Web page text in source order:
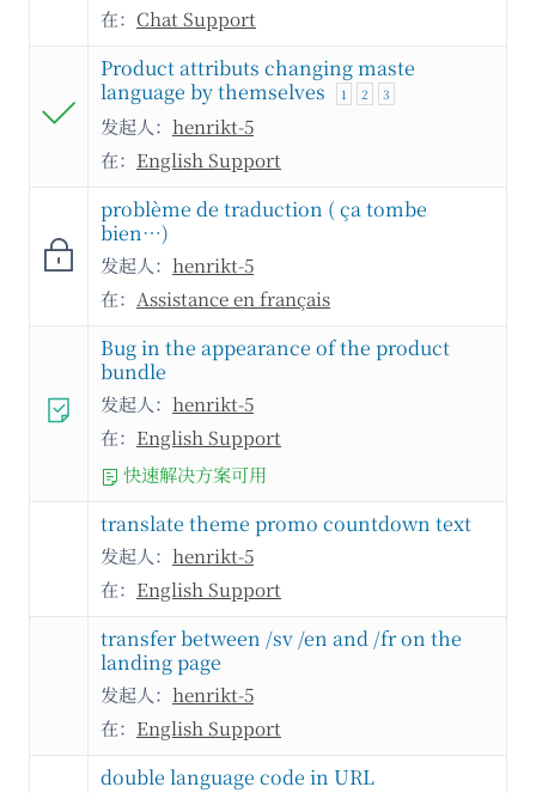
在： Chat Support
Product attributs changing maste
language by themselves
1 2 3
发起人： henrikt-5
在： English Support
problème de traduction ( ça tombe
bien…)
发起人： henrikt-5
在： Assistance en français
Bug in the appearance of the product
bundle
发起人： henrikt-5
在： English Support
快速解决方案可用
translate theme promo countdown text
发起人： henrikt-5
在： English Support
transfer between /sv /en and /fr on the
landing page
发起人： henrikt-5
在： English Support
double language code in URL